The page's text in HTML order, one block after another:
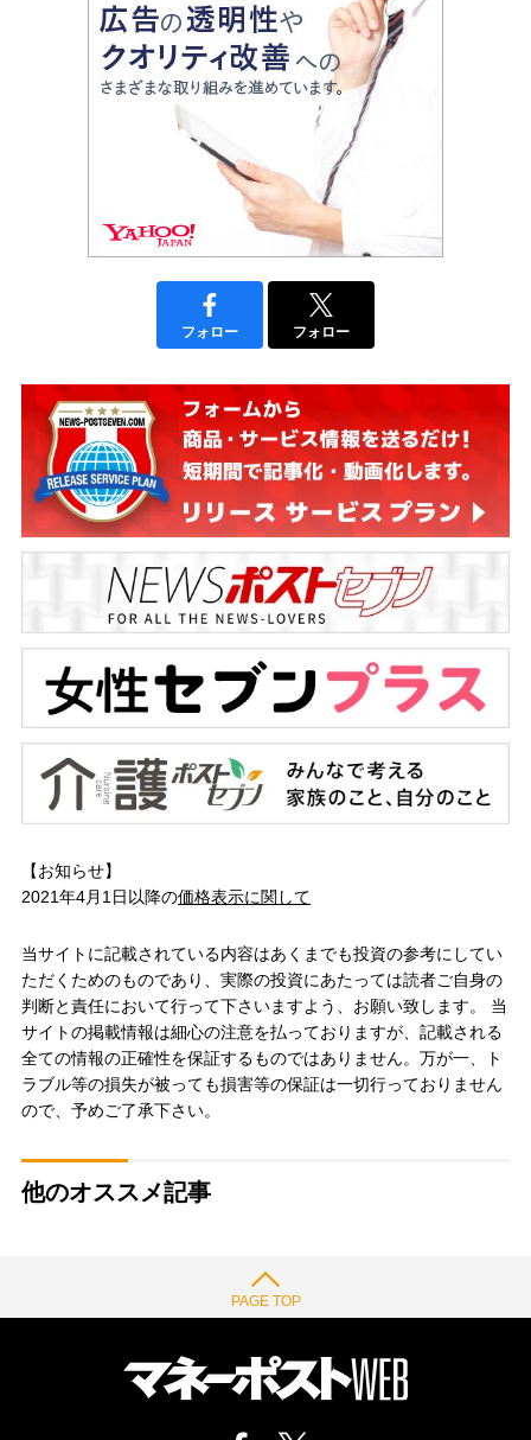
フォロー フォロー
【お知らせ】
2021年4月1日以降の価格表示に関して
当サイトに記載されている内容はあくまでも投資の参考にしてい
ただくためのものであり、実際の投資にあたっては読者ご自身の
判断と責任において行って下さいますよう、お願い致します。 当
サイトの掲載情報は細心の注意を払っておりますが、記載される
全ての情報の正確性を保証するものではありません。万が一、ト
ラブル等の損失が被っても損害等の保証は一切行っておりません
ので、予めご了承下さい。
他のオススメ記事
PAGE TOP